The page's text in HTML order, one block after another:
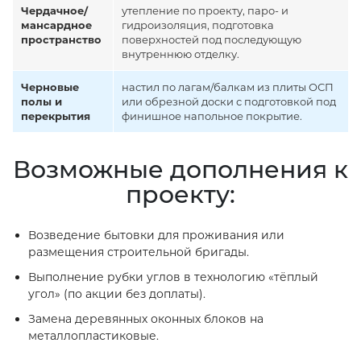
Чердачное/
мансардное
пространство
утепление по проекту, паро- и
гидроизоляция, подготовка
поверхностей под последующую
внутреннюю отделку.
Черновые
полы и
перекрытия
настил по лагам/балкам из плиты ОСП
или обрезной доски с подготовкой под
финишное напольное покрытие.
Возможные дополнения к
проекту:
Возведение бытовки для проживания или
размещения строительной бригады.
Выполнение рубки углов в технологию «тёплый
угол» (по акции без доплаты).
Замена деревянных оконных блоков на
металлопластиковые.